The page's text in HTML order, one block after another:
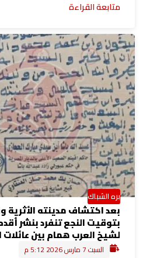
متابعة القراءة
بره الشباك
بعد اكتشاف مدينته الأثرية
بتوقيت النجع تنفرد بنشر
لشيخ العرب همام بين
السبت 7 مارس 2026 5:12 م